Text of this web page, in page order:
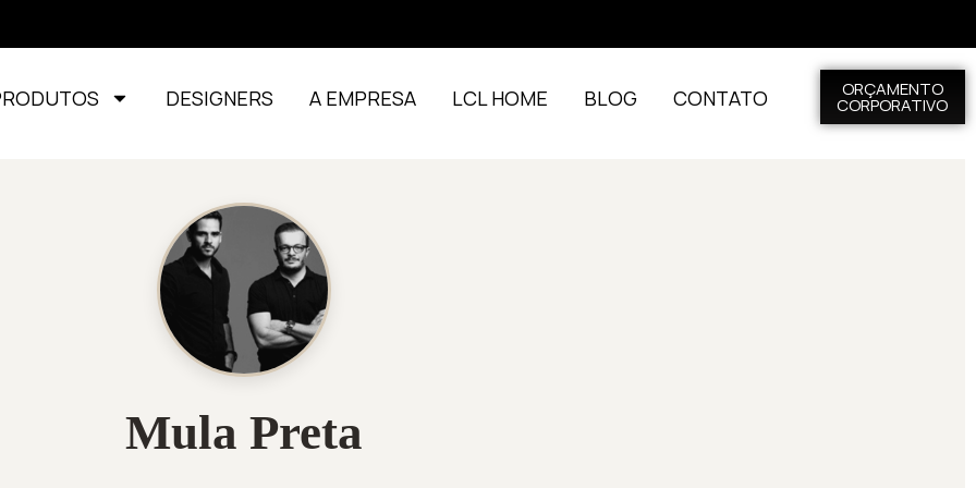
DESIGNERS A EMPRESA LCL HOME BLOG CONTATO ORÇAMENTO
CORPORATIVO
Mula Preta